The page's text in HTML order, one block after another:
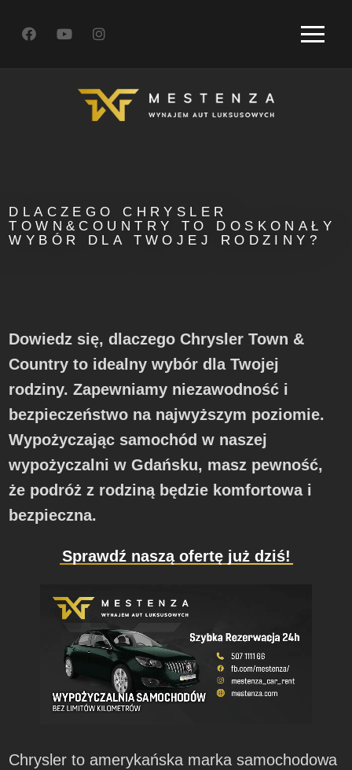
DLACZEGO CHRYSLER
TOWN&COUNTRY TO DOSKONAŁY
WYBÓR DLA TWOJEJ RODZINY?
Dowiedz się, dlaczego Chrysler Town &
Country to idealny wybór dla Twojej
rodziny. Zapewniamy niezawodność i
bezpieczeństwo na najwyższym poziomie.
Wypożyczając samochód w naszej
wypożyczalni w Gdańsku, masz pewność,
że podróż z rodziną będzie komfortowa i
bezpieczna.
Sprawdź naszą ofertę już dziś!
Chrysler to amerykańska marka samochodowa